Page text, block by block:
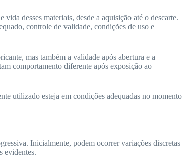
desses materiais, desde a aquisição até o descarte.
controle de validade, condições de uso e
mas também a validade após abertura e a
comportamento diferente após exposição ao
utilizado esteja em condições adequadas no momento
Inicialmente, podem ocorrer variações discretas
evidentes.